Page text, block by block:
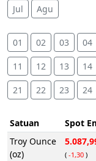
Jul Agu
01 02 03 04
11 12 13 14
21 22 23 24
Satuan Spot
Troy Ounce
(oz)
( -1,30 )